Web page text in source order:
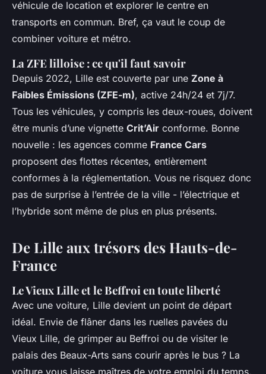
véhicule de location et explorer le centre en
transports en commun. Bref, ça vaut le coup de
combiner voiture et métro.
La ZFE lilloise : ce qu'il faut savoir
Depuis 2022, Lille est couverte par une Zone à
Faibles Émissions (ZFE-m), active 24h/24 et 7j/7.
Tous les véhicules, y compris les deux-roues, doivent
être munis d’une vignette Crit’Air conforme. Bonne
nouvelle : les agences comme France Cars
proposent des flottes récentes, entièrement
conformes à la réglementation. Vous ne risquez donc
pas de surprise à l’entrée de la ville - l’électrique et
l’hybride sont même de plus en plus présents.
De Lille aux trésors des Hauts-de-
France
Le Vieux Lille et le Beffroi en toute liberté
Avec une voiture, Lille devient un point de départ
idéal. Envie de flâner dans les ruelles pavées du
Vieux Lille, de grimper au Beffroi ou de visiter le
palais des Beaux-Arts sans courir après le bus ? La